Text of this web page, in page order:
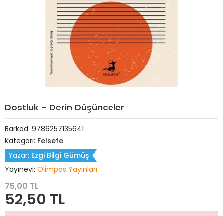
Dostluk - Derin Düşünceler
Barkod: 9786257135641
Kategori: Felsefe
Yazar: Ezgi Bilgi Gümüş
Yayınevi: Olimpos Yayınları
75,00 TL
52,50 TL